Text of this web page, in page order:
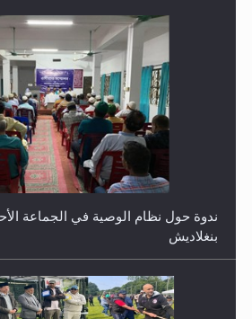
ندوة حول نظام الوصية في الجماعة
بنغلاديش